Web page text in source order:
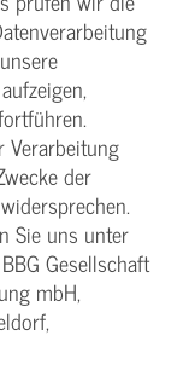
Verarbeitung
der
Sie uns unter
Gesellschaft
mbH,